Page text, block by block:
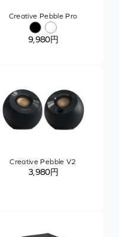
Creative Pebble Pro
9,980円
Creative Pebble V2
3,980円